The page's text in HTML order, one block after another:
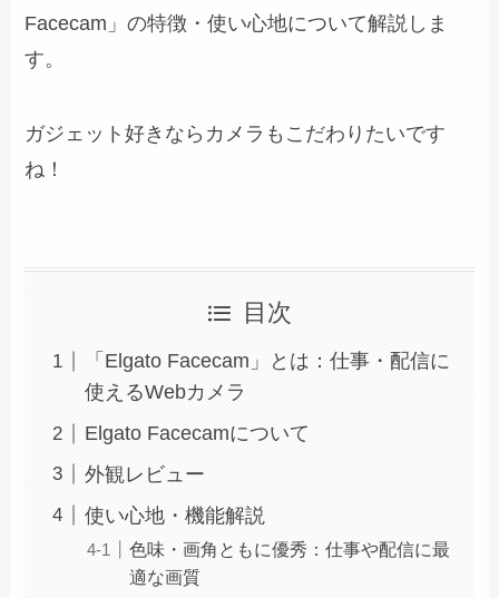
Facecam」の特徴・使い心地について解説しま
す。
ガジェット好きならカメラもこだわりたいです
ね！
目次
「Elgato Facecam」とは：仕事・配信に
使えるWebカメラ
Elgato Facecamについて
外観レビュー
使い心地・機能解説
色味・画角ともに優秀：仕事や配信に最
適な画質